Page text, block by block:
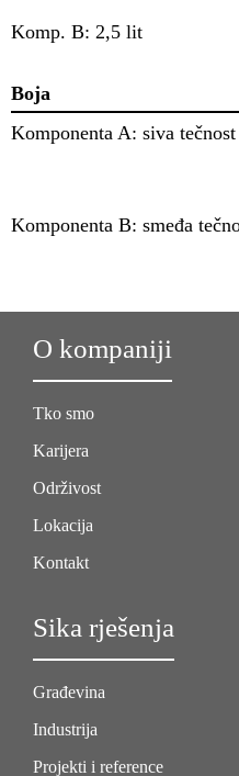
Komp. B: 2,5 lit
Boja
Komponenta A: siva tečnost
Komponenta B: smeđa
O kompaniji
Tko smo
Karijera
Održivost
Lokacija
Kontakt
Sika rješenja
Građevina
Industrija
Projekti i reference